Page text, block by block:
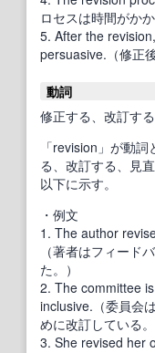
ロセスは時間がか
5. After the
persuasive.（修正
動詞
修正する、改訂す
「revision」が動
る、改訂する、見
以下に示す。
・例文
1. The author
（著者はフィード
た。）
2. The committee
inclusive.（委員会
めに改訂している。
3. She revised her